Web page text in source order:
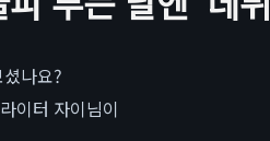
나요?
이터 자이님이